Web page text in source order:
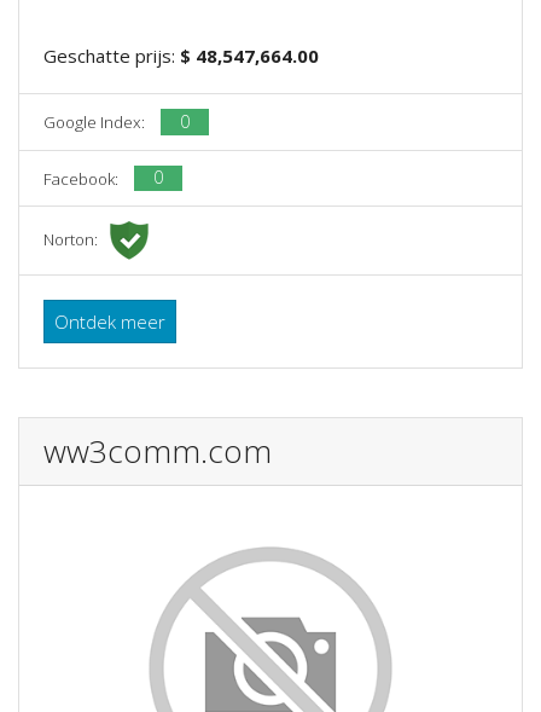
Geschatte prijs: $ 48,547,664.00
Google Index: 0
Facebook: 0
Norton:
Ontdek meer
ww3comm.com